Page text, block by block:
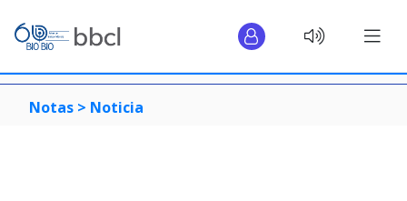
Notas > Noticia